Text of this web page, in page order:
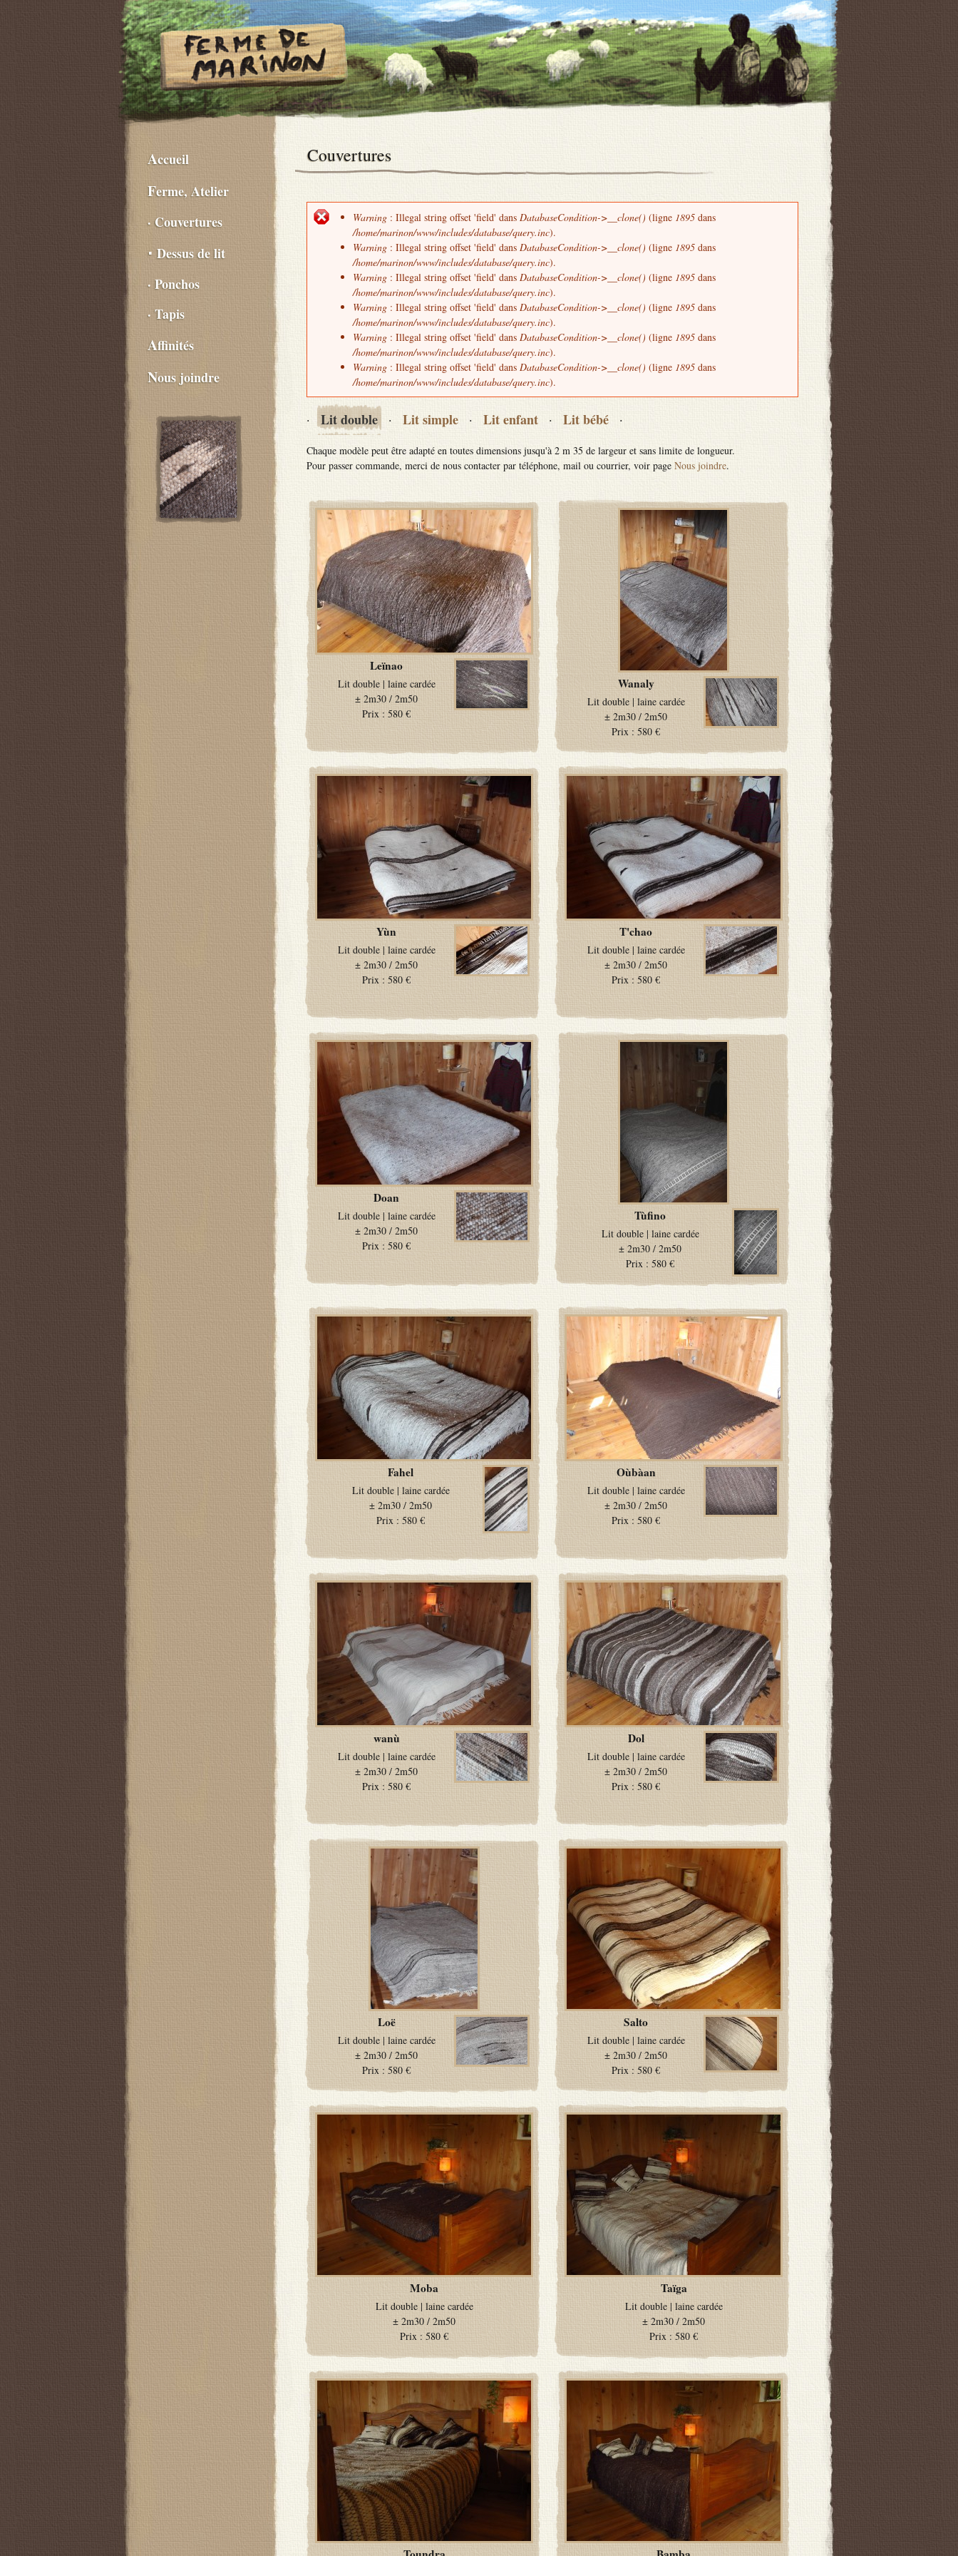
Couvertures
Message d'erreur
Warning : Illegal string offset 'field' dans DatabaseCondition->__clone() (ligne 1895 dans
/home/marinon/www/includes/database/query.inc).
Warning : Illegal string offset 'field' dans DatabaseCondition->__clone() (ligne 1895 dans
/home/marinon/www/includes/database/query.inc).
Warning : Illegal string offset 'field' dans DatabaseCondition->__clone() (ligne 1895 dans
/home/marinon/www/includes/database/query.inc).
Warning : Illegal string offset 'field' dans DatabaseCondition->__clone() (ligne 1895 dans
/home/marinon/www/includes/database/query.inc).
Warning : Illegal string offset 'field' dans DatabaseCondition->__clone() (ligne 1895 dans
/home/marinon/www/includes/database/query.inc).
Warning : Illegal string offset 'field' dans DatabaseCondition->__clone() (ligne 1895 dans
/home/marinon/www/includes/database/query.inc).
· Lit double · Lit simple · Lit enfant · Lit bébé ·
Chaque modèle peut être adapté en toutes dimensions jusqu'à 2 m 35 de largeur et sans limite de longueur.
Pour passer commande, merci de nous contacter par téléphone, mail ou courrier, voir page Nous joindre.
Leïnao
Lit double | laine cardée
± 2m30 / 2m50
Prix : 580 €
Wanaly
Lit double | laine cardée
± 2m30 / 2m50
Prix : 580 €
Yùn
Lit double | laine cardée
± 2m30 / 2m50
Prix : 580 €
T'chao
Lit double | laine cardée
± 2m30 / 2m50
Prix : 580 €
Doan
Lit double | laine cardée
± 2m30 / 2m50
Prix : 580 €
Tùfino
Lit double | laine cardée
± 2m30 / 2m50
Prix : 580 €
Fahel
Lit double | laine cardée
± 2m30 / 2m50
Prix : 580 €
Oùbàan
Lit double | laine cardée
± 2m30 / 2m50
Prix : 580 €
wanù
Lit double | laine cardée
± 2m30 / 2m50
Prix : 580 €
Dol
Lit double | laine cardée
± 2m30 / 2m50
Prix : 580 €
Loë
Lit double | laine cardée
± 2m30 / 2m50
Prix : 580 €
Salto
Lit double | laine cardée
± 2m30 / 2m50
Prix : 580 €
Moba
Lit double | laine cardée
± 2m30 / 2m50
Prix : 580 €
Taïga
Lit double | laine cardée
± 2m30 / 2m50
Prix : 580 €
Accueil
Ferme, Atelier
· Couvertures
⋅ Dessus de lit
· Ponchos
· Tapis
Affinités
Nous joindre